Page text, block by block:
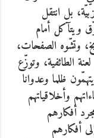
بل انتقل
ويتآكل أمام
وتشّوه الصفحات،
الطائفية، وتوزّع
ظلما وعدوانا
وأخلاقياتهم
أفكارهم
أفكارهم